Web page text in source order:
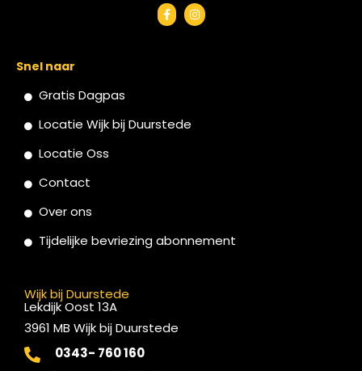
Snel naar
Gratis Dagpas
Locatie Wijk bij Duurstede
Locatie Oss
Contact
Over ons
Tijdelijke bevriezing abonnement
Wijk bij Duurstede
Lekdijk Oost 13A
3961 MB Wijk bij Duurstede
0343- 760 160